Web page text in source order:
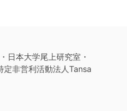
日本大学尾上研究室・
非営利活動法人Tansa